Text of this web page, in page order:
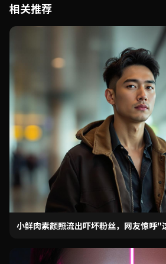
相关推荐
小鲜肉素颜照流出吓坏粉丝，网友惊呼"